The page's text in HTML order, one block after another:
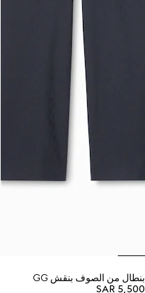
بنطال من الصوف بنقش GG
SAR 5,500